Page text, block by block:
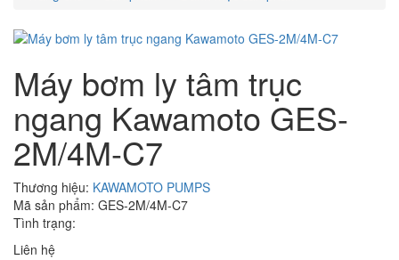
Máy bơm ly tâm trục
ngang Kawamoto GES-
2M/4M-C7
Thương hiệu: KAWAMOTO PUMPS
Mã sản phẩm: GES-2M/4M-C7
Tình trạng:
Liên hệ